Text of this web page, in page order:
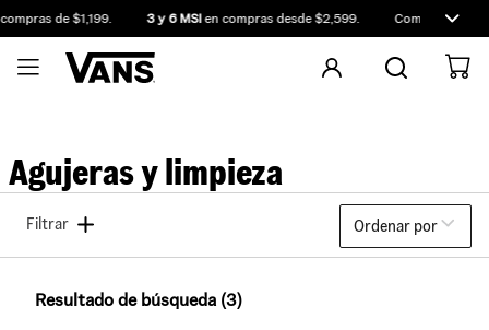
de $1,199. 3 y 6 MSIen compras desde $2,599. Compra antes
Agujeras y limpieza
Filtrar Ordenar por
Resultado de búsqueda (3)